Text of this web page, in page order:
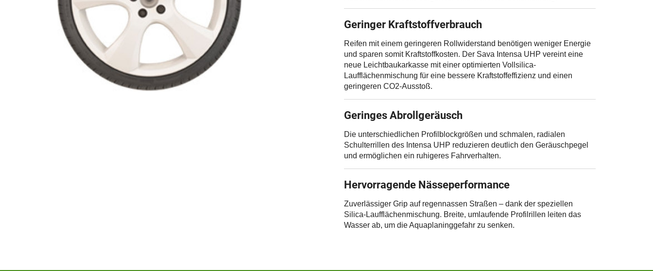
Geringer Kraftstoffverbrauch
Reifen mit einem geringeren Rollwiderstand benötigen weniger Energie
und sparen somit Kraftstoffkosten. Der Sava Intensa UHP vereint eine
neue Leichtbaukarkasse mit einer optimierten Vollsilica-
Laufflächenmischung für eine bessere Kraftstoffeffizienz und einen
geringeren CO2-Ausstoß.
Geringes Abrollgeräusch
Die unterschiedlichen Profilblockgrößen und schmalen, radialen
Schulterrillen des Intensa UHP reduzieren deutlich den Geräuschpegel
und ermöglichen ein ruhigeres Fahrverhalten.
Hervorragende Nässeperformance
Zuverlässiger Grip auf regennassen Straßen – dank der speziellen
Silica-Laufflächenmischung. Breite, umlaufende Profilrillen leiten das
Wasser ab, um die Aquaplaninggefahr zu senken.